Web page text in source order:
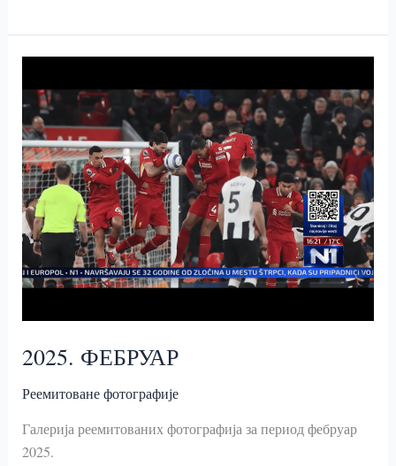
2025. ФЕБРУАР
Реемитоване фотографије
Галерија реемитованих фотографија за период фебруар
2025.